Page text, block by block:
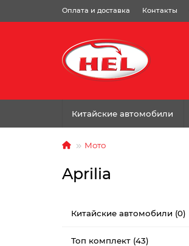
Оплата и доставка Контакты
Китайские автомобили
Мото
Aprilia
Китайские автомобили (0)
Топ комплект (43)